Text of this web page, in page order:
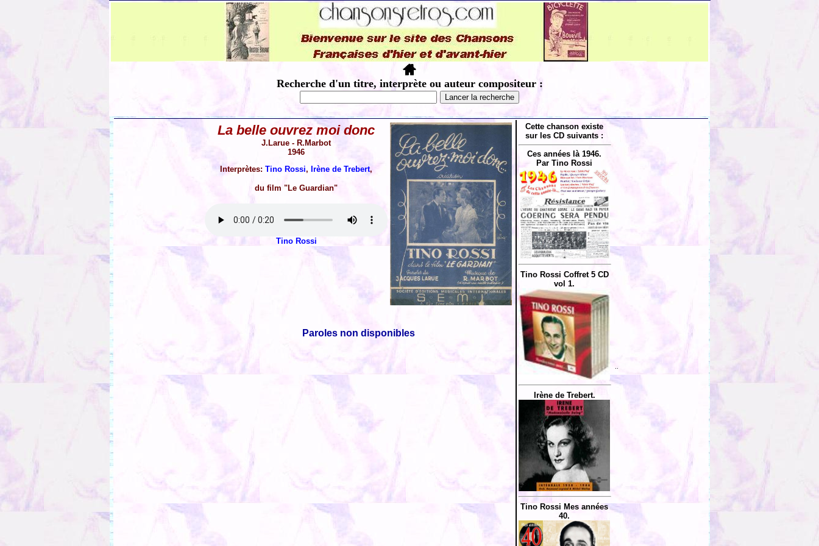
Recherche d'un titre, interprète ou auteur compositeur :
La belle ouvrez moi donc
J.Larue - R.Marbot
1946
Interprètes: Tino Rossi, Irène de Trebert,
du film "Le Guardian"
Tino Rossi
Paroles non disponibles
Cette chanson existe
sur les CD suivants :
Ces années là 1946.
Par Tino Rossi
Tino Rossi Coffret 5 CD
vol 1.
Irène de Trebert.
Tino Rossi Mes années
40.